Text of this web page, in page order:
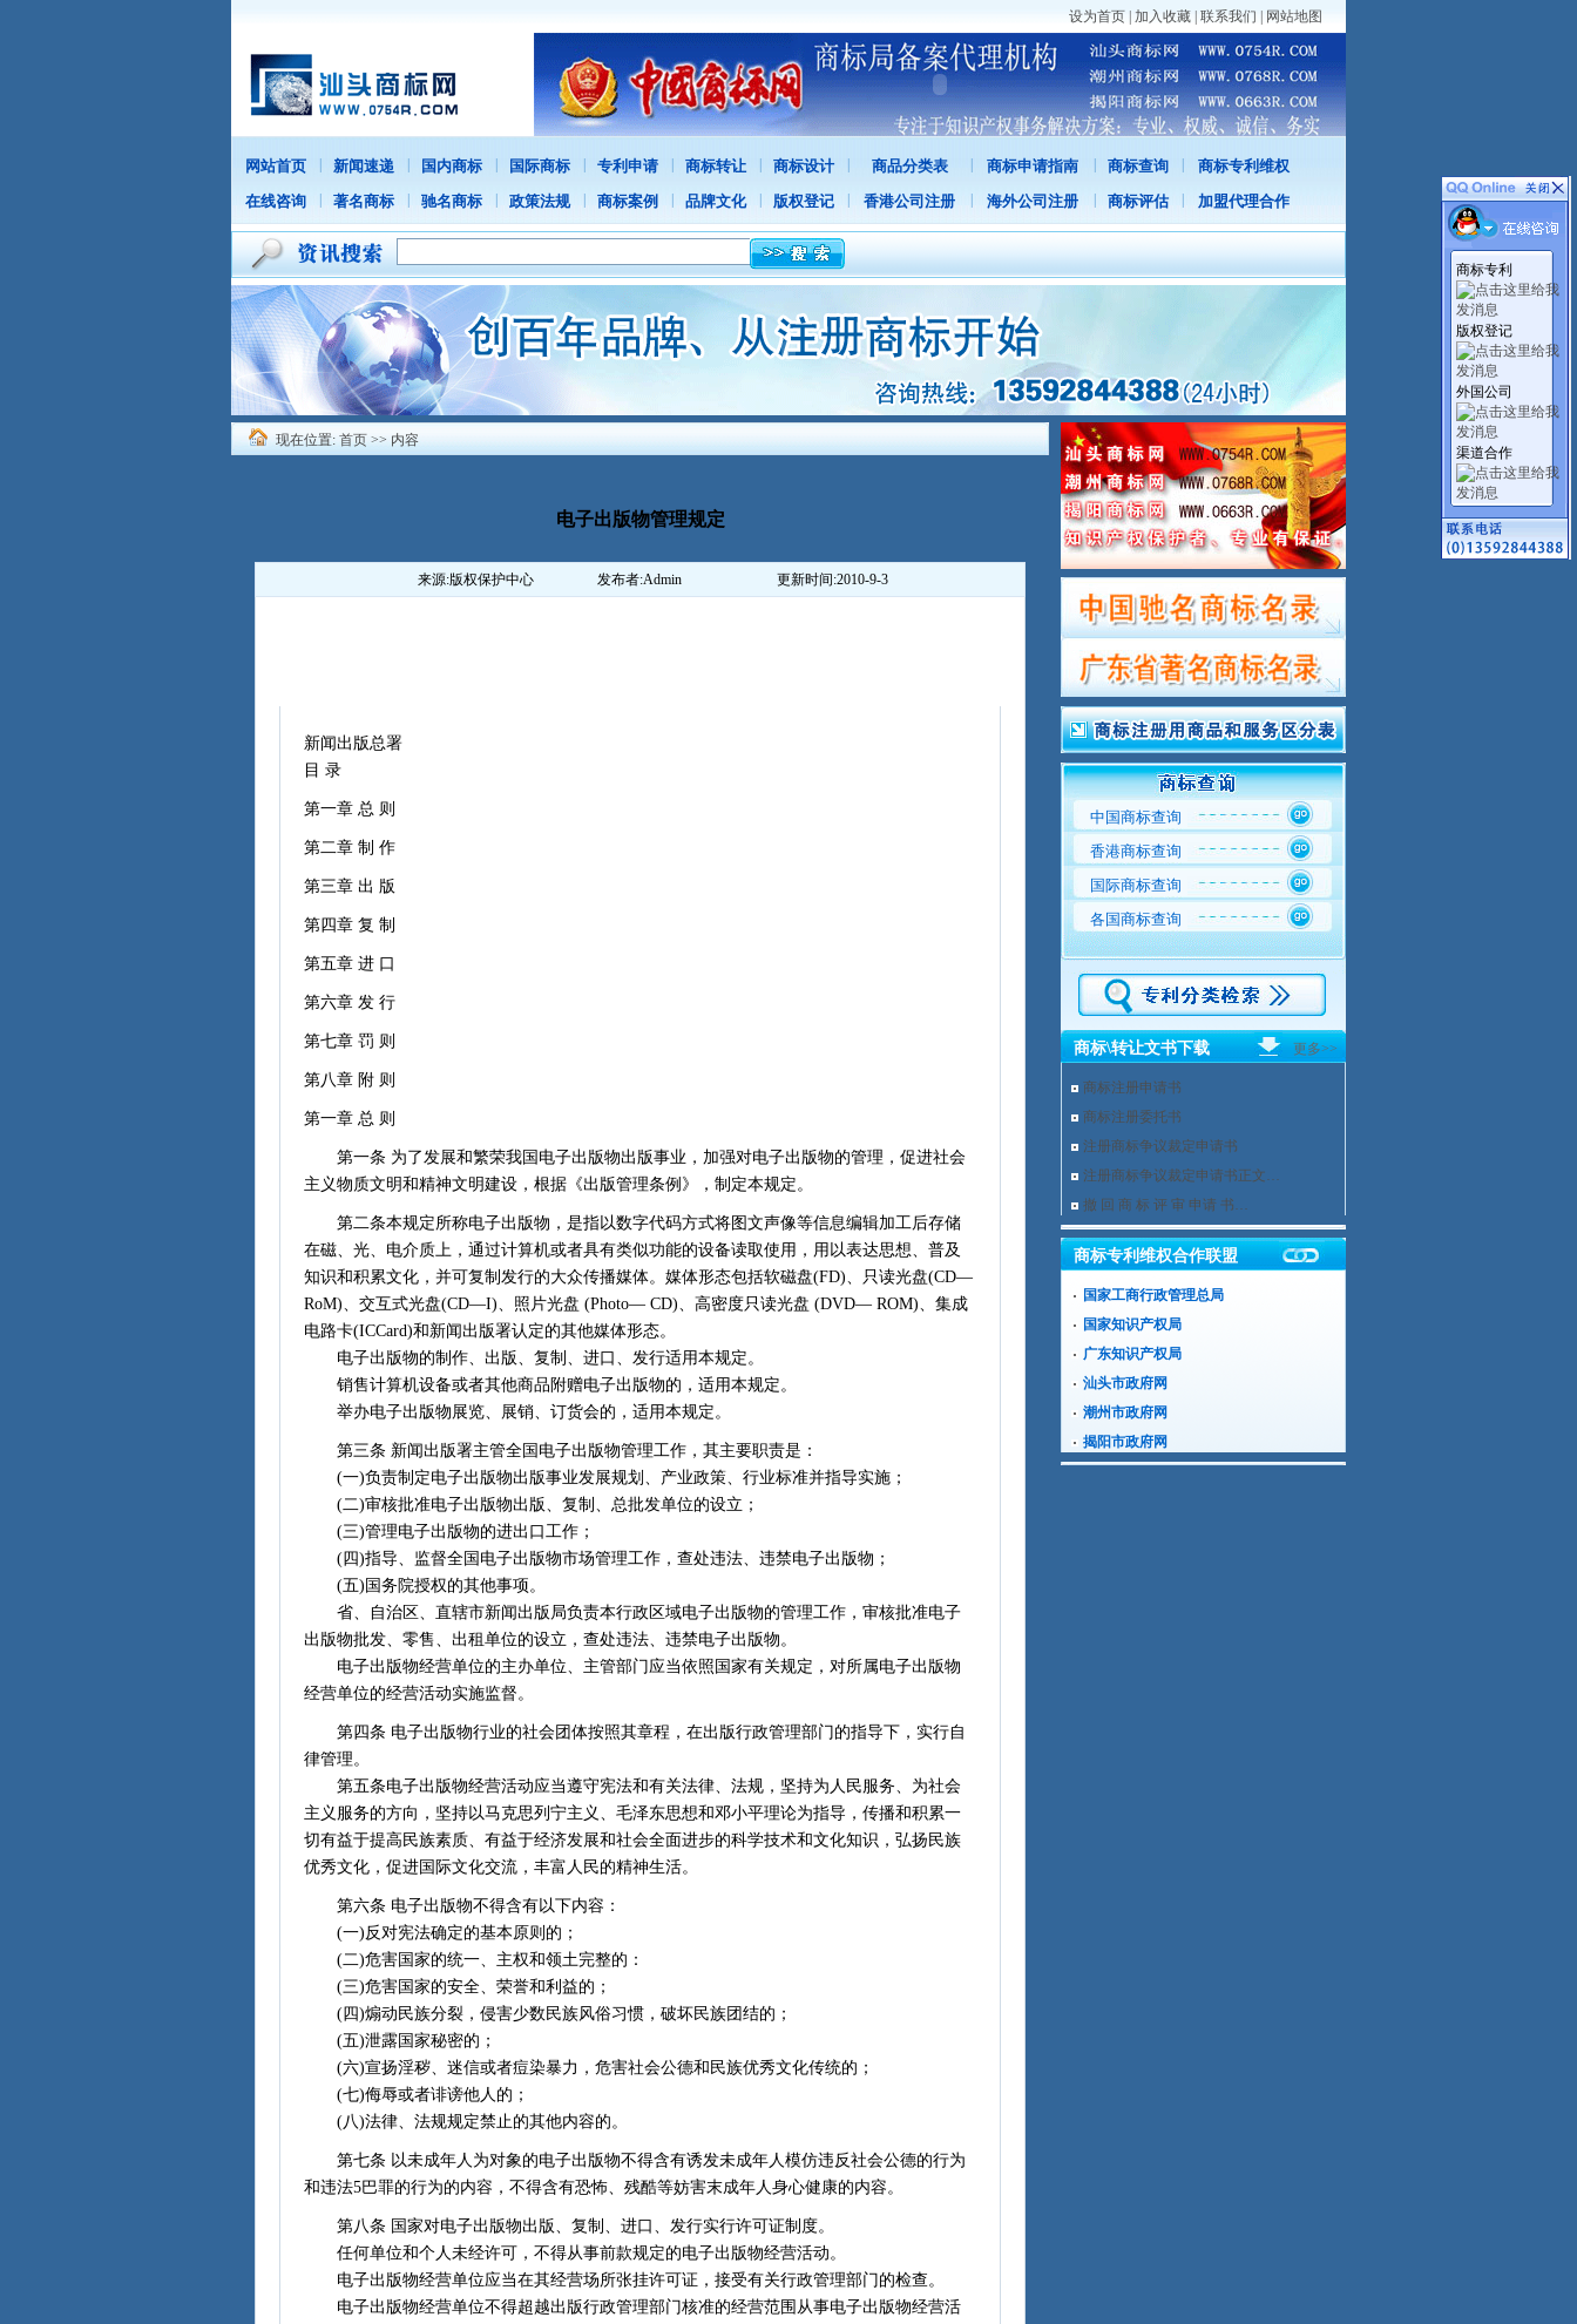
设为首页 加入收藏 联系我们 网站地图
网站首页 新闻速递 国内商标 国际商标 专利申请 商标转让 商标设计 商品分类表 商标申请指南 商标查询
商标专利维权
在线咨询
著名商标 驰名商标 政策法规 商标案例 品牌文化 版权登记 香港公司注册 海外公司注册 商标评估 加盟代理合作
商标专利
版权登记
外国公司
渠道合作
中国商标查询
香港商标查询
国际商标查询
各国商标查询
商标\转让文书下载 更多>>
商标注册申请书
商标注册委托书
注册商标争议裁定申请书
注册商标争议裁定申请书正文…
撤 回 商 标 评 审 申请 书…
商标专利维权合作联盟
国家工商行政管理总局
国家知识产权局
广东知识产权局
汕头市政府网
潮州市政府网
揭阳市政府网
现在位置: 首页 >> 内容
电子出版物管理规定
来源:版权保护中心 发布者:Admin 更新时间:2010-9-3
新闻出版总署
目 录
第一章 总 则
第二章 制 作
第三章 出 版
第四章 复 制
第五章 进 口
第六章 发 行
第七章 罚 则
第八章 附 则
第一章 总 则
第一条 为了发展和繁荣我国电子出版物出版事业，加强对电子出版物的管理，促进社会
主义物质文明和精神文明建设，根据《出版管理条例》，制定本规定。
第二条本规定所称电子出版物，是指以数字代码方式将图文声像等信息编辑加工后存储
在磁、光、电介质上，通过计算机或者具有类似功能的设备读取使用，用以表达思想、普及
知识和积累文化，并可复制发行的大众传播媒体。媒体形态包括软磁盘(FD)、只读光盘(CD—
RoM)、交互式光盘(CD—I)、照片光盘 (Photo— CD)、高密度只读光盘 (DVD— ROM)、集成
电路卡(ICCard)和新闻出版署认定的其他媒体形态。
电子出版物的制作、出版、复制、进口、发行适用本规定。
销售计算机设备或者其他商品附赠电子出版物的，适用本规定。
举办电子出版物展览、展销、订货会的，适用本规定。
第三条 新闻出版署主管全国电子出版物管理工作，其主要职责是：
(一)负责制定电子出版物出版事业发展规划、产业政策、行业标准并指导实施；
(二)审核批准电子出版物出版、复制、总批发单位的设立；
(三)管理电子出版物的进出口工作；
(四)指导、监督全国电子出版物市场管理工作，查处违法、违禁电子出版物；
(五)国务院授权的其他事项。
省、自治区、直辖市新闻出版局负责本行政区域电子出版物的管理工作，审核批准电子
出版物批发、零售、出租单位的设立，查处违法、违禁电子出版物。
电子出版物经营单位的主办单位、主管部门应当依照国家有关规定，对所属电子出版物
经营单位的经营活动实施监督。
第四条 电子出版物行业的社会团体按照其章程，在出版行政管理部门的指导下，实行自
律管理。
第五条电子出版物经营活动应当遵守宪法和有关法律、法规，坚持为人民服务、为社会
主义服务的方向，坚持以马克思列宁主义、毛泽东思想和邓小平理论为指导，传播和积累一
切有益于提高民族素质、有益于经济发展和社会全面进步的科学技术和文化知识，弘扬民族
优秀文化，促进国际文化交流，丰富人民的精神生活。
第六条 电子出版物不得含有以下内容：
(一)反对宪法确定的基本原则的；
(二)危害国家的统一、主权和领土完整的：
(三)危害国家的安全、荣誉和利益的；
(四)煽动民族分裂，侵害少数民族风俗习惯，破坏民族团结的；
(五)泄露国家秘密的；
(六)宣扬淫秽、迷信或者痘染暴力，危害社会公德和民族优秀文化传统的；
(七)侮辱或者诽谤他人的；
(八)法律、法规规定禁止的其他内容的。
第七条 以未成年人为对象的电子出版物不得含有诱发未成年人模仿违反社会公德的行为
和违法5巴罪的行为的内容，不得含有恐怖、残酷等妨害末成年人身心健康的内容。
第八条 国家对电子出版物出版、复制、进口、发行实行许可证制度。
任何单位和个人未经许可，不得从事前款规定的电子出版物经营活动。
电子出版物经营单位应当在其经营场所张挂许可证，接受有关行政管理部门的检查。
电子出版物经营单位不得超越出版行政管理部门核准的经营范围从事电子出版物经营活